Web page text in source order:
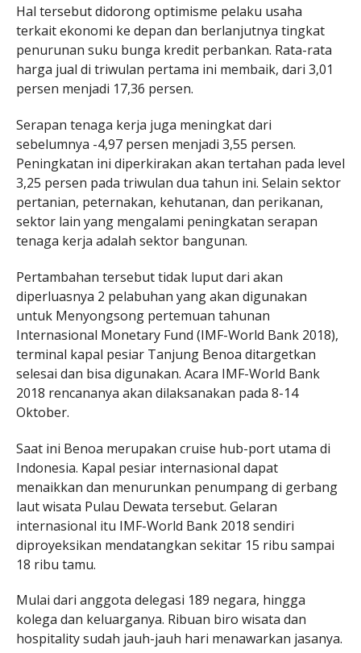
Hal tersebut didorong optimisme pelaku usaha
terkait ekonomi ke depan dan berlanjutnya tingkat
penurunan suku bunga kredit perbankan. Rata-rata
harga jual di triwulan pertama ini membaik, dari 3,01
persen menjadi 17,36 persen.
Serapan tenaga kerja juga meningkat dari
sebelumnya -4,97 persen menjadi 3,55 persen.
Peningkatan ini diperkirakan akan tertahan pada level
3,25 persen pada triwulan dua tahun ini. Selain sektor
pertanian, peternakan, kehutanan, dan perikanan,
sektor lain yang mengalami peningkatan serapan
tenaga kerja adalah sektor bangunan.
Pertambahan tersebut tidak luput dari akan
diperluasnya 2 pelabuhan yang akan digunakan
untuk Menyongsong pertemuan tahunan
Internasional Monetary Fund (IMF-World Bank 2018),
terminal kapal pesiar Tanjung Benoa ditargetkan
selesai dan bisa digunakan. Acara IMF-World Bank
2018 rencananya akan dilaksanakan pada 8-14
Oktober.
Saat ini Benoa merupakan cruise hub-port utama di
Indonesia. Kapal pesiar internasional dapat
menaikkan dan menurunkan penumpang di gerbang
laut wisata Pulau Dewata tersebut. Gelaran
internasional itu IMF-World Bank 2018 sendiri
diproyeksikan mendatangkan sekitar 15 ribu sampai
18 ribu tamu.
Mulai dari anggota delegasi 189 negara, hingga
kolega dan keluarganya. Ribuan biro wisata dan
hospitality sudah jauh-jauh hari menawarkan jasanya.